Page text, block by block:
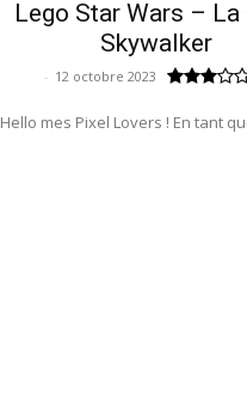
Lego Star Wars – La
Skywalker
- 12 octobre 2023
Hello mes Pixel Lovers ! En tant